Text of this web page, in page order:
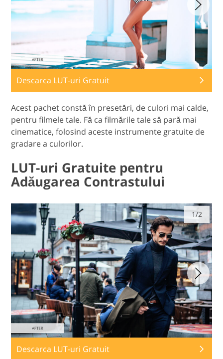
Descarca LUT-uri Gratuit
Acest pachet constă în presetări, de culori mai calde,
pentru filmele tale. Fă ca filmările tale să pară mai
cinematice, folosind aceste instrumente gratuite de
gradare a culorilor.
LUT-uri Gratuite pentru
Adăugarea Contrastului
1/2
Descarca LUT-uri Gratuit